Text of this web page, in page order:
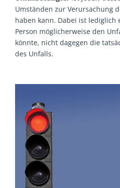
Umständen zur Verursachung
haben kann. Dabei ist lediglich
Person möglicherweise den
könnte, nicht dagegen die
des Unfalls.